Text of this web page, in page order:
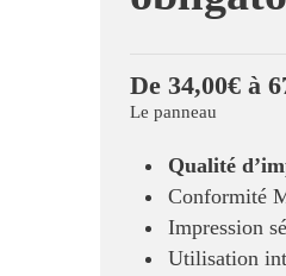
De 34,00€ à
Le panneau
Qualité
Conformité
Impression
Utilisation